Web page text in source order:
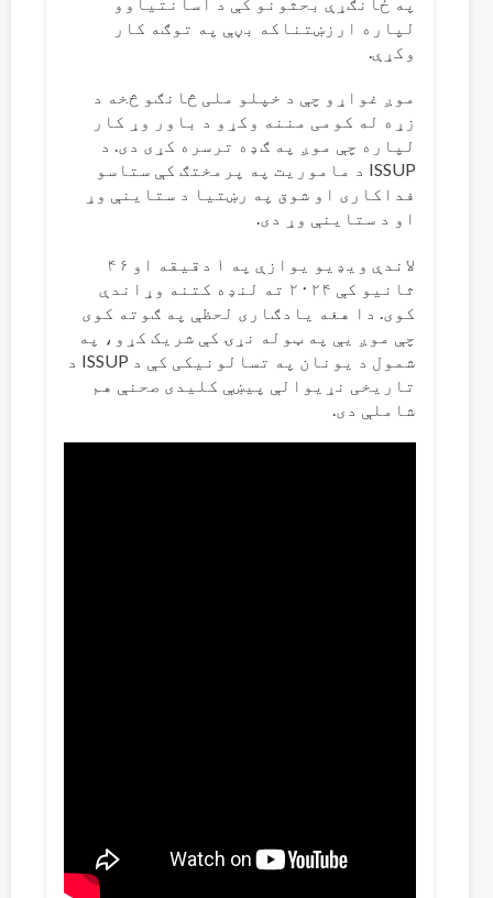
لپاره ارزښتناکه بڼې په توګه کار
وکړې.
موږ غواړو چې د خپلو ملی څانګو څخه د
زړه له کومی مننه وکړو د باور وړ کار
لپاره چې موږ په ګډه ترسره کړی دی. د
ISSUP د ماموریت په پرمختګ کې ستاسو
فداکاری او شوق په رښتیا د ستاینې وړ
او د ستاینې وړ دی.
لاندې ویډیو یوازې په ۱ دقیقه او ۴۶
ثانیو کې ۲۰۲۴ ته لنډه کتنه وړاندې
کوی. دا هغه یادګاری لحظې په ګوته کوی
چې موږ یې په ټوله نړۍ کې شریک کړو، په
شمول د یونان په تسالونیکی کې د ISSUP د
تاریخی نړیوالې پیښې کلیدی صحنې هم
شاملې دی.